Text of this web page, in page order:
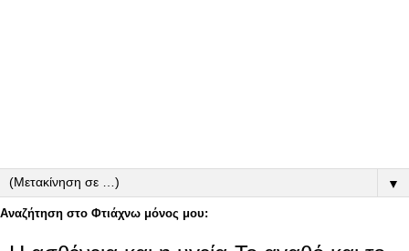
▼
Αναζήτηση στο Φτιάχνω μόνος μου: